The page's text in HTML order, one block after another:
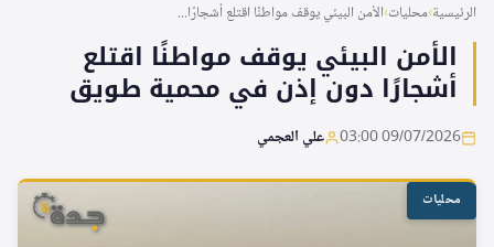
الرئيسية›محليات›الأمن البيئي يوقف مواطنًا اقتلع أشجارًا...
الأمن البيئي يوقف مواطنًا اقتلع
أشجارًا دون إذن في محمية طويق
09/07/2026 03:00 علي العجمي
محليات